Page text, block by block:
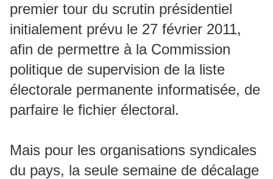
premier tour du scrutin présidentiel
initialement prévu le 27 février 2011,
afin de permettre à la Commission
politique de supervision de la liste
électorale permanente informatisée, de
parfaire le fichier électoral.
Mais pour les organisations syndicales
du pays, la seule semaine de décalage